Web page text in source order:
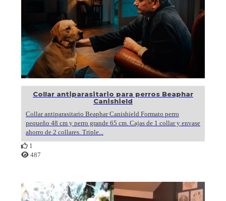
Collar antiparasitario para perros Beaphar
Canishield
Collar antiparasitario Beaphar Canishield Formato perro
pequeño 48 cm y perro grande 65 cm. Cajas de 1 collar y envase
ahorro de 2 collares. Triple...
1
487